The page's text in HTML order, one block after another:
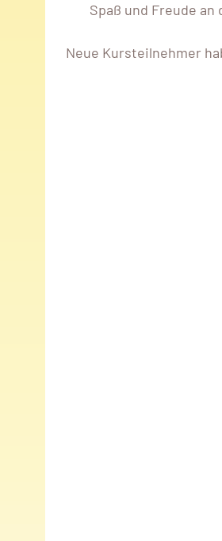
Spaß und Freude
Neue Kursteilnehmer